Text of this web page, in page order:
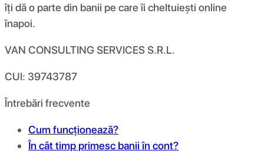
îți dă o parte din banii pe care îi cheltuiești online
înapoi.
VAN CONSULTING SERVICES S.R.L.
CUI: 39743787
Întrebări frecvente
Cum funcționează?
În cât timp primesc banii în cont?